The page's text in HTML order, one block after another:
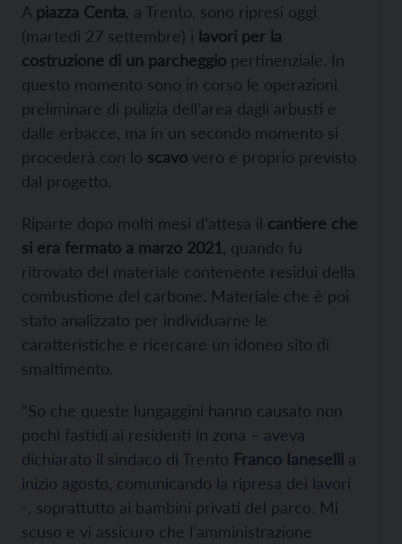
A piazza Centa , a Trento, sono ripresi oggi
(martedì 27 settembre) i lavori per la
costruzione di un parcheggio pertinenziale. In
questo momento sono in corso le operazioni
preliminare di pulizia dell’area dagli arbusti e
dalle erbacce, ma in un secondo momento si
procederà con lo scavo vero e proprio previsto
dal progetto.
Riparte dopo molti mesi d’attesa il cantiere che
si era fermato a marzo 2021 , quando fu
ritrovato del materiale contenente residui della
combustione del carbone. Materiale che è poi
stato analizzato per individuarne le
caratteristiche e ricercare un idoneo sito di
smaltimento.
“So che queste lungaggini hanno causato non
pochi fastidi ai residenti in zona – aveva
dichiarato il sindaco di Trento Franco Ianeselli a
inizio agosto, comunicando la ripresa dei lavori
-, soprattutto ai bambini privati del parco. Mi
scuso e vi assicuro che l’amministrazione